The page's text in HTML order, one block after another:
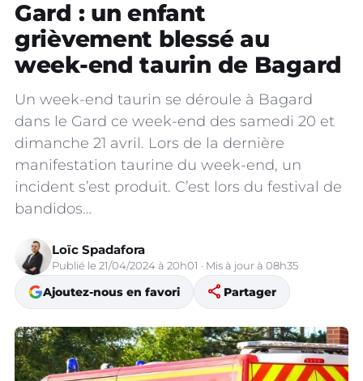
Gard : un enfant
grièvement blessé au
week-end taurin de Bagard
Un week-end taurin se déroule à Bagard
dans le Gard ce week-end des samedi 20 et
dimanche 21 avril. Lors de la dernière
manifestation taurine du week-end, un
incident s’est produit. C’est lors du festival de
bandidos…
Loïc Spadafora
Publié le 21/04/2024 à 20h01 · Mis à jour à 08h35
Ajoutez-nous en favori share Partager